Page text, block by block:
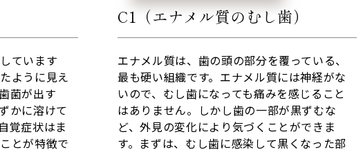
ています
ように見え
菌が出す
かに溶けて
覚症状はま
とが特徴で
C1（エナメル質のむし歯）
エナメル質は、歯の頭の部分を覆っている、
最も硬い組織です。エナメル質には神経がな
いので、むし歯になっても痛みを感じること
はありません。しかし歯の一部が黒ずむな
ど、外見の変化により気づくことができま
す。まずは、むし歯に感染して黒くなった部